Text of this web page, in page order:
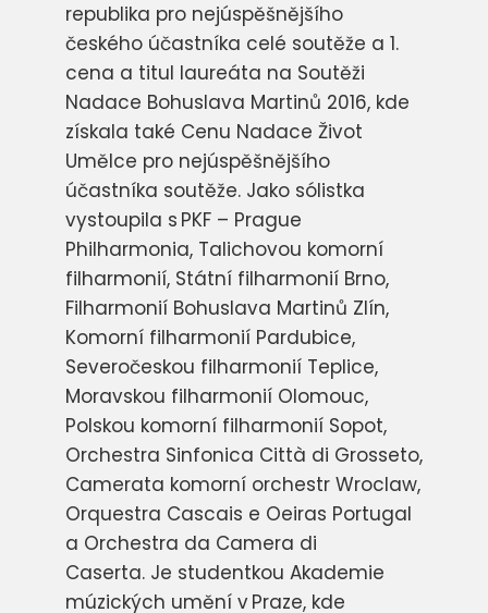
republika pro nejúspěšnějšího
českého účastníka celé soutěže a 1.
cena a titul laureáta na Soutěži
Nadace Bohuslava Martinů 2016, kde
získala také Cenu Nadace Život
Umělce pro nejúspěšnějšího
účastníka soutěže. Jako sólistka
vystoupila s PKF – Prague
Philharmonia, Talichovou komorní
filharmonií, Státní filharmonií Brno,
Filharmonií Bohuslava Martinů Zlín,
Komorní filharmonií Pardubice,
Severočeskou filharmonií Teplice,
Moravskou filharmonií Olomouc,
Polskou komorní filharmonií Sopot,
Orchestra Sinfonica Città di Grosseto,
Camerata komorní orchestr Wroclaw,
Orquestra Cascais e Oeiras Portugal
a Orchestra da Camera di
Caserta. Je studentkou Akademie
múzických umění v Praze, kde